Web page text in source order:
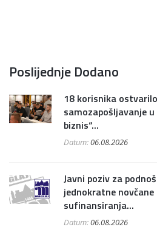
Poslijednje Dodano
18 korisnika
samozapošljavanje
biznis“...
Datum:06.08.2026
Javni poziv za
jednokratne
sufinansiranja...
Datum:06.08.2026